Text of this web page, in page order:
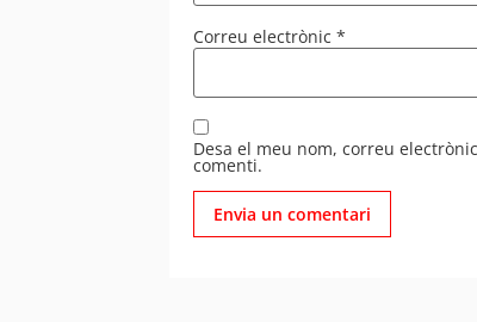
Correu electrònic *
Desa el meu nom, correu
comenti.